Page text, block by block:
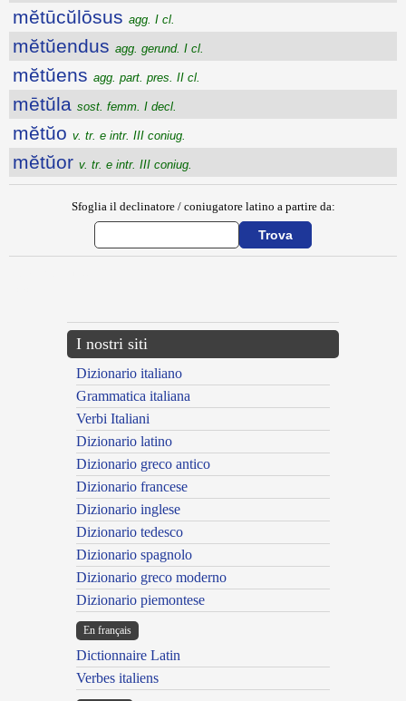
mĕtūcŭlōsus agg. I cl.
mĕtŭendus agg. gerund. I cl.
mĕtŭens agg. part. pres. II cl.
mētŭla sost. femm. I decl.
mĕtŭo v. tr. e intr. III coniug.
mĕtŭor v. tr. e intr. III coniug.
Sfoglia il declinatore / coniugatore latino a partire da:
I nostri siti
Dizionario italiano
Grammatica italiana
Verbi Italiani
Dizionario latino
Dizionario greco antico
Dizionario francese
Dizionario inglese
Dizionario tedesco
Dizionario spagnolo
Dizionario greco moderno
Dizionario piemontese
En français
Dictionnaire Latin
Verbes italiens